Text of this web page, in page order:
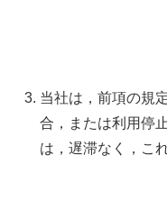
当社は，前項の規
合，または利用停
は，遅滞なく，こ